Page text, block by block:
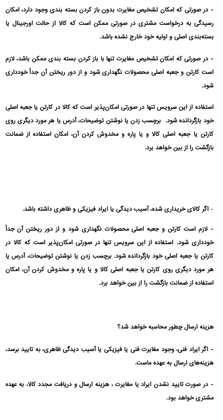
- در صورتی که امکان تشخیص مغایرت بدون باز کردن بسته بندی وجود دارد، امکان
رسیدگی به درخواست مشتری در صورتی ممکن است که کالا از حالت اورجینال یا
بسته‌بندی اصلی و اولیه خود خارج نشده باشد.
- در صورتی که امکان تشخیص مغایرت تنها با باز کردن بسته بندی ممکن باشد، لازم
است کارتن و جعبه اصلی محصولات نگهداری شود و از دور ریختن آن جداً خودداری
شود.
استفاده از این سرویس تنها در صورتی امکان‌پذیر است که کالا در کارتن یا جعبه اصلی
خود بازگردانده شود. برچسب زدن یا نوشتن توضیحات، آدرس یا هر مورد دیگری روی
کارتن یا جعبه اصلی کالا و یا پاره و مخدوش کردن آن، امکان استفاده از ضمانت
بازگشت را از بین خواهد برد.
-اگر کالای خریداری شده، آسیب دیدگی یا ایراد فیزیکی و ظاهری داشته باشد.
- لازم است کارتن و جعبه اصلی محصولات نگهداری شود و از دور ریختن آن جداً
خودداری شود. استفاده از این سرویس تنها در صورتی امکان‌پذیر است که کالا در
کارتن یا جعبه اصلی خود بازگردانده شود. برچسب زدن یا نوشتن توضیحات، آدرس یا
هر مورد دیگری روی کارتن یا جعبه اصلی کالا و یا پاره و مخدوش کردن آن، امکان
استفاده از ضمانت بازگشت را از بین خواهد برد.
هزینه ارسال چطور محاسبه خواهد شد؟
- اگر ایراد فنی، وجود مغایرت فنی یا فیزیکی یا آسیب دیدگی ظاهری، به تایید برسد،
هزینه‌های ارسال به عهده ماست.
- در صورت تایید نشدن ایراد یا مغایرت ، هزینه ارسال و دریافت مجدد کالا، به عهده
مشتری خواهد بود.